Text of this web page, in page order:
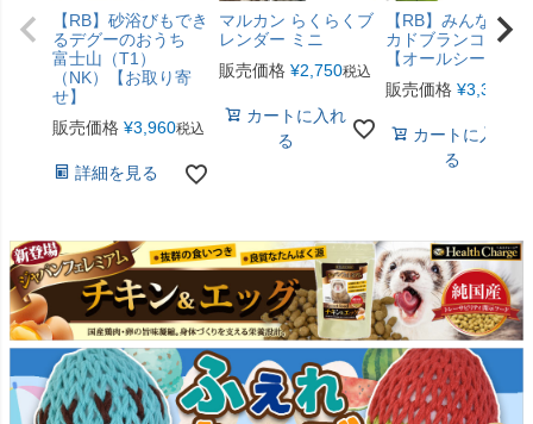
【RB】砂浴びもでき
るデグーのおうち
富士山（T1）
（NK）【お取り寄
せ】
販売価格 ¥3,960税込
詳細を見る
マルカン らくらくブ
レンダー ミニ
販売価格 ¥2,750税込
カートに入れ
る
【RB】みんなのア
カドブランコ（F2
【オールシーズン
販売価格 ¥3,300
カートに入れ
る